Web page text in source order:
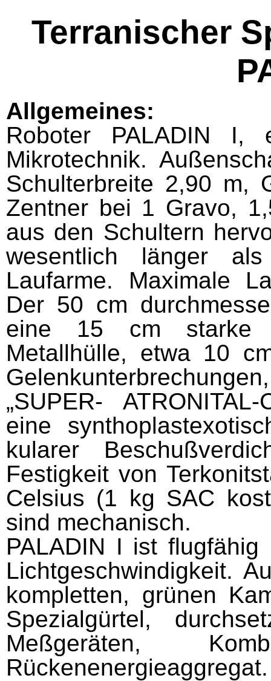
Terranischer
Allgemeines:
Roboter PALADIN I,
Mikrotechnik.
Schulterbreite 2,90
Zentner bei 1 Gravo,
aus den Schultern
wesentlich länger
Laufarme. Maximale
Der 50 cm
eine 15 cm starke
Metallhülle, etwa 10
„SUPER-
eine
kularer
Festigkeit von
Celsius (1 kg SAC
sind mechanisch.
PALADIN I ist
Lichtgeschwindigkeit.
kompletten, grünen
Spezialgürtel,
Meßgeräten,